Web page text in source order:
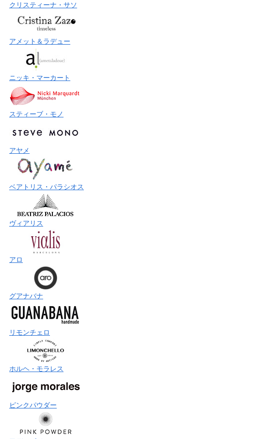
クリスティーナ・サソ
アメット＆ラデュー
ニッキ・マーカート
スティーブ・モノ
アヤメ
ベアトリス・パラシオス
ヴィアリス
アロ
グアナバナ
リモンチェロ
ホルヘ・モラレス
ピンクパウダー